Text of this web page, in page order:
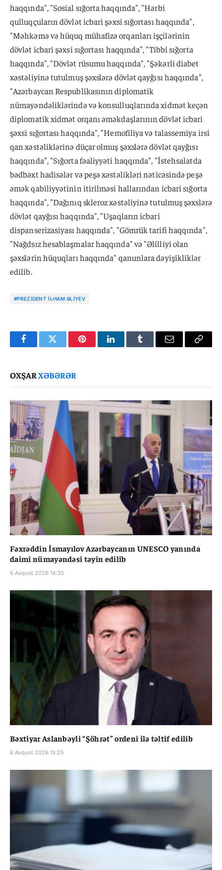
haqqında", "Sosial sığorta haqqında", "Hərbi
qulluqçuların dövlət icbari şəxsi sığortası haqqında",
"Məhkəmə və hüquq mühafizə orqanları işçilərinin
dövlət icbari şəxsi sığortası haqqında", "Tibbi sığorta
haqqında", "Dövlət rüsumu haqqında", "Şəkərli diabet
xəstəliyinə tutulmuş şəxslərə dövlət qayğısı haqqında",
"Azərbaycan Respublikasının diplomatik
nümayəndəliklərində və konsulluqlarında xidmət keçən
diplomatik xidmət orqanı əməkdaşlarının dövlət icbari
şəxsi sığortası haqqında", "Hemofiliya və talassemiya irsi
qan xəstəliklərinə düçar olmuş şəxslərə dövlət qayğısı
haqqında", "Sığorta fəaliyyəti haqqında", "İstehsalatda
bədbəxt hadisələr və peşə xəstəlikləri nəticəsində peşə
əmək qabiliyyətinin itirilməsi hallarından icbari sığorta
haqqında", "Dağınıq skleroz xəstəliyinə tutulmuş şəxslərə
dövlət qayğısı haqqında", "Uşaqların icbari
dispanserizasiyası haqqında", "Gömrük tarifi haqqında",
"Nağdsız hesablaşmalar haqqında" və "Əlilliyi olan
şəxslərin hüquqları haqqında" qanunlara dəyişikliklər
edilib.
#PREZIDENT İLHAM ƏLIYEV
FacebookTwitter PinterestLinkedInTumblr Email
Copy
OXŞARXƏBƏRƏR
Fəxrəddin İsmayılov Azərbaycanın UNESCO yanında
daimi nümayəndəsi təyin edilib
6 Avqust 2026 14:30
Bəxtiyar Aslanbəyli “Şöhrət” ordeni ilə təltif edilib
6 Avqust 2026 13:25